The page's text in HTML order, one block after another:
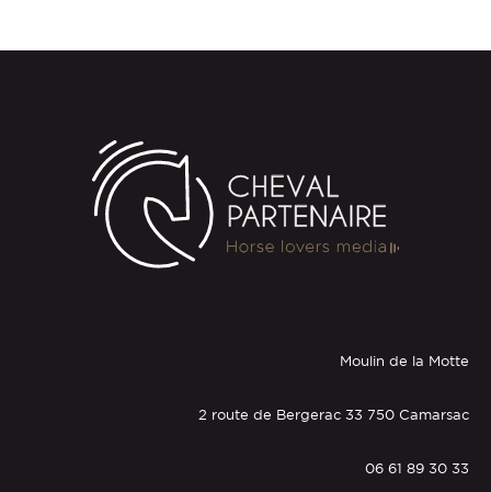
Moulin de la Motte
2 route de Bergerac 33 750 Camarsac
06 61 89 30 33